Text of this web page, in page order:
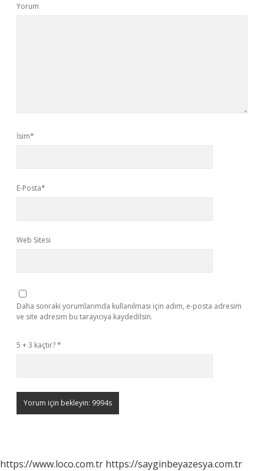
Yorum
İsim*
E-Posta*
Web Sitesi
Daha sonraki yorumlarımda kullanılması için adım, e-posta adresim
ve site adresim bu tarayıcıya kaydedilsin.
5 + 3 kaçtır?*
https://www.loco.com.tr https://sayginbeyazesya.com.tr